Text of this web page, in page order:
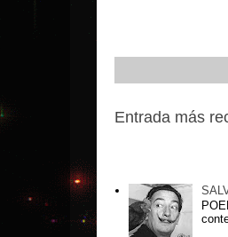
Entrada más